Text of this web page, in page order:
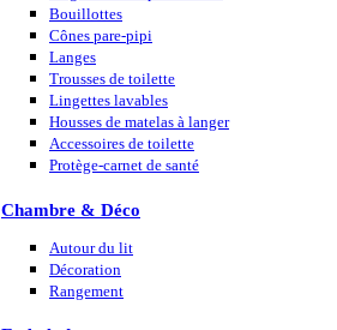
Bouillottes
Cônes pare-pipi
Langes
Trousses de toilette
Lingettes lavables
Housses de matelas à langer
Accessoires de toilette
Protège-carnet de santé
Chambre & Déco
Autour du lit
Décoration
Rangement